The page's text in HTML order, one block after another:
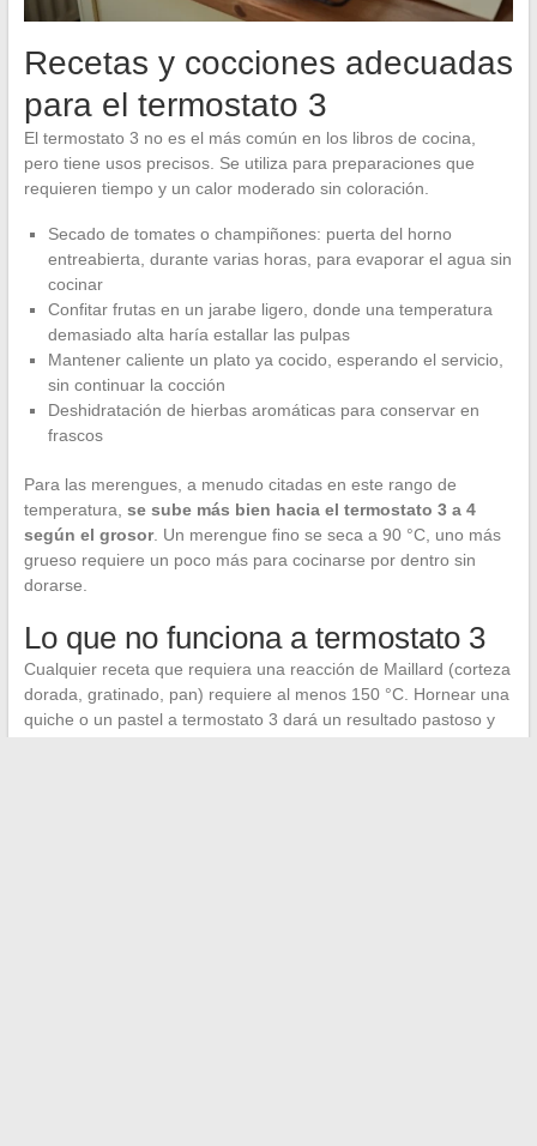
Recetas y cocciones adecuadas
para el termostato 3
El termostato 3 no es el más común en los libros de cocina,
pero tiene usos precisos. Se utiliza para preparaciones que
requieren tiempo y un calor moderado sin coloración.
Secado de tomates o champiñones: puerta del horno
entreabierta, durante varias horas, para evaporar el agua sin
cocinar
Confitar frutas en un jarabe ligero, donde una temperatura
demasiado alta haría estallar las pulpas
Mantener caliente un plato ya cocido, esperando el servicio,
sin continuar la cocción
Deshidratación de hierbas aromáticas para conservar en
frascos
Para las merengues, a menudo citadas en este rango de
temperatura, se sube más bien hacia el termostato 3 a 4
según el grosor. Un merengue fino se seca a 90 °C, uno más
grueso requiere un poco más para cocinarse por dentro sin
dorarse.
Lo que no funciona a termostato 3
Cualquier receta que requiera una reacción de Maillard (corteza
dorada, gratinado, pan) requiere al menos 150 °C. Hornear una
quiche o un pastel a termostato 3 dará un resultado pastoso y